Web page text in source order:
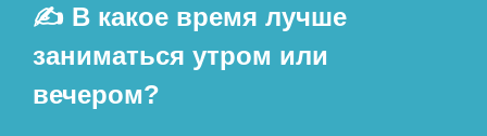
✍ В какое время лучше
заниматься утром или
вечером?